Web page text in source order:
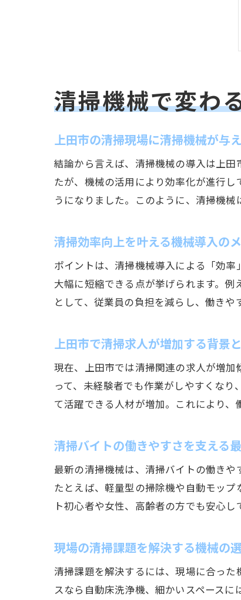
清掃機械で変わ
上田市の清掃現場に清掃機械が与
結論から言えば、清掃機械の導入は上
たが、機械の活用により効率化が進行
うになりました。このように、清掃機
清掃効率向上を叶える機械導入の
ポイントは、清掃機械導入による「効
大幅に短縮できる点が挙げられます。
として、従業員の負担を減らし、働きや
上田市で清掃求人が増加する背景
現在、上田市では清掃関連の求人が増
って、未経験者でも作業がしやすくな
て活躍できる人材が増加。これにより、
清掃バイトの働きやすさを支える
最新の清掃機械は、清掃バイトの働きや
たとえば、軽量型の掃除機や自動モッ
ト初心者や女性、高齢者の方でも安心し
現場の清掃課題を解決する機械の
清掃課題を解決するには、現場に合っ
スなら自動床洗浄機、細かいスペース